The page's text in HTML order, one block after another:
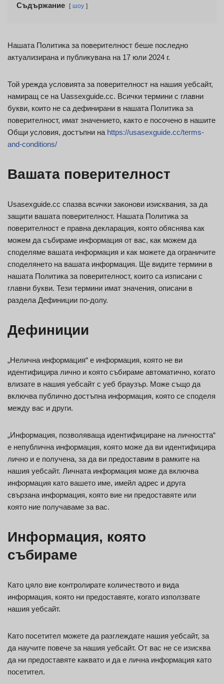
Съдържание шоу
Нашата Политика за поверителност беше последно
актуализирана и публикувана на 17 юли 2024 г.
Той урежда условията за поверителност на нашия уебсайт,
намиращ се на Uassexguide.cc. Всички термини с главни
букви, които не са дефинирани в нашата Политика за
поверителност, имат значението, както е посочено в нашите
Общи условия, достъпни на https://usasexguide.cc/terms-
and-conditions/
Вашата поверителност
Usasexguide.cc спазва всички законови изисквания, за да
защити вашата поверителност. Нашата Политика за
поверителност е правна декларация, която обяснява как
можем да събираме информация от вас, как можем да
споделяме вашата информация и как можете да ограничите
споделянето на вашата информация. Ще видите термини в
нашата Политика за поверителност, които са изписани с
главни букви. Тези термини имат значения, описани в
раздела Дефиниции по-долу.
Дефиниции
„Нелична информация“ е информация, която не ви
идентифицира лично и която събираме автоматично, когато
влизате в нашия уебсайт с уеб браузър. Може също да
включва публично достъпна информация, която се споделя
между вас и други.
„Информация, позволяваща идентифициране на личността“
е непублична информация, която може да ви идентифицира
лично и е получена, за да ви предоставим в рамките на
нашия уебсайт. Личната информация може да включва
информация като вашето име, имейл адрес и друга
свързана информация, която вие ни предоставяте или
която ние получаваме за вас.
Информация, която
събираме
Като цяло вие контролирате количеството и вида
информация, която ни предоставяте, когато използвате
нашия уебсайт.
Като посетител можете да разглеждате нашия уебсайт, за
да научите повече за нашия уебсайт. От вас не се изисква
да ни предоставяте каквато и да е лична информация като
посетител.